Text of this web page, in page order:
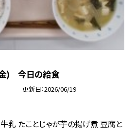
金) 今日の給食
更新日 2026/06/19
乳 たことじゃが芋の揚げ煮 豆腐と